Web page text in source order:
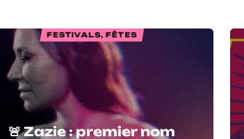
FESTIVALS, FÊTES
🚨 Zazie : premier nom